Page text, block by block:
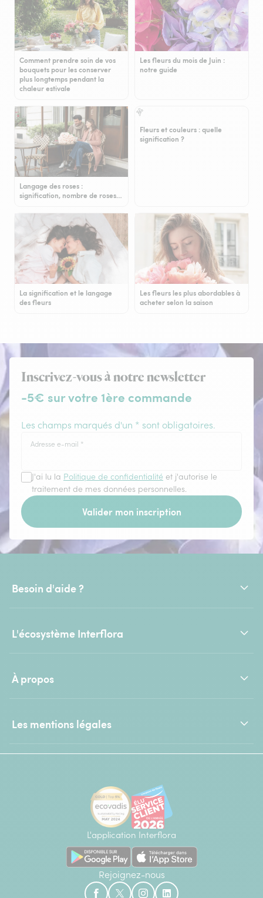
Comment prendre soin de vos
bouquets pour les conserver
plus longtemps pendant la
chaleur estivale
Les fleurs du mois de Juin :
notre guide
Langage des roses :
signification, nombre de roses…
Fleurs et couleurs : quelle
signification ?
La signification et le langage
des fleurs
Les fleurs les plus abordables à
acheter selon la saison
Inscrivez-vous à notre newsletter
-5€ sur votre 1ère commande
Les champs marqués d'un * sont obligatoires.
Adresse e-mail *
J'ai lu la Politique de confidentialité et j'autorise le
traitement de mes données personnelles.
Valider mon inscription
Besoin d'aide ?
L'écosystème Interflora
À propos
Les mentions légales
L'application Interflora
Rejoignez-nous